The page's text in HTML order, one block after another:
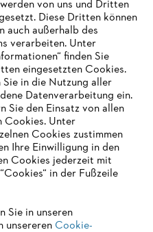
NICHT
empfehlen wir Ihnen, zu
wechseln:
von uns und Dritten
Diese Dritten können
auch außerhalb des
verarbeiten. Unter
finden Sie
eingesetzten Cookies.
in die Nutzung aller
Datenverarbeitung ein.
Sie den Einsatz von allen
Cookies. Unter
Cookies zustimmen
Ihre Einwilligung in den
Cookies jederzeit mit
in der Fußzeile
Sie in unseren
unsereren Cookie-